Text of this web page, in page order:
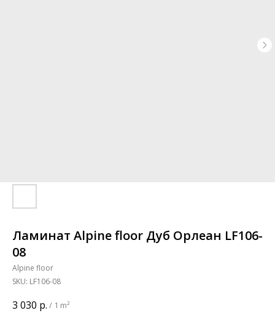
Ламинат Alpine floor Дуб Орлеан LF106-
08
Alpine floor
SKU: LF106-08
3 030 р. / 1 m²